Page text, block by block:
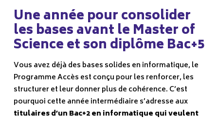
Une année pour consolider
les bases avant le Master of
Science et son diplôme Bac+5
Vous avez déjà des bases solides en informatique, le
Programme Accès est conçu pour les renforcer, les
structurer et leur donner plus de cohérence. C’est
pourquoi cette année intermédiaire s’adresse aux
titulaires d’un Bac+2 en informatique qui veulent